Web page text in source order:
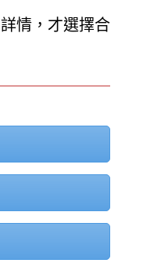
情，才選擇合